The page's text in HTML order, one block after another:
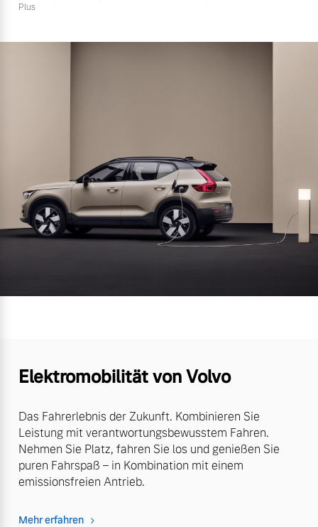
Plus
Elektromobilität von Volvo
Das Fahrerlebnis der Zukunft. Kombinieren Sie
Leistung mit verantwortungsbewusstem Fahren.
Nehmen Sie Platz, fahren Sie los und genießen Sie
puren Fahrspaß – in Kombination mit einem
emissionsfreien Antrieb.
Mehr erfahren